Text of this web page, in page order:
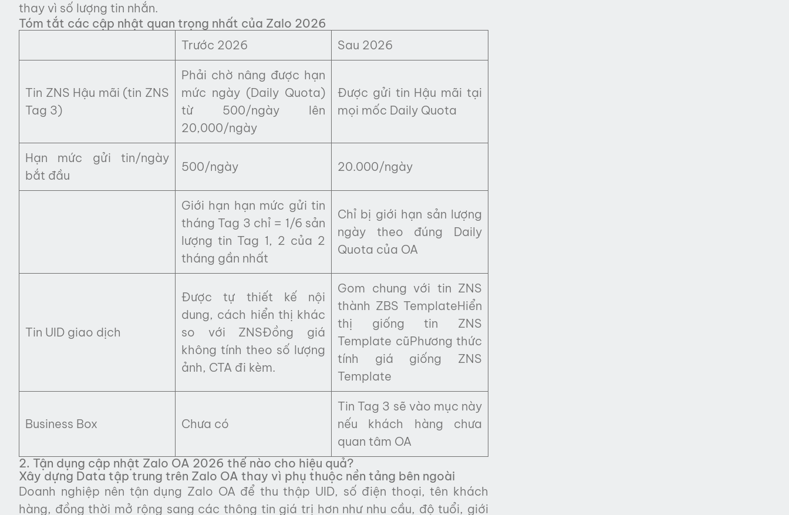
thay vì số lượng tin nhắn.
Tóm tắt các cập nhật quan trọng nhất của Zalo 2026
Trước 2026
Sau 2026
Tin ZNS Hậu mãi (tin ZNS
Tag 3)
Phải chờ nâng được hạn
mức ngày (Daily Quota)
từ 500/ngày lên
20,000/ngày
Được gửi tin Hậu mãi tại
mọi mốc Daily Quota
Hạn mức gửi tin/ngày
bắt đầu
500/ngày 20.000/ngày
Giới hạn hạn mức gửi tin
tháng Tag 3 chỉ = 1/6 sản
lượng tin Tag 1, 2 của 2
tháng gần nhất
Chỉ bị giới hạn sản lượng
ngày theo đúng Daily
Quota của OA
Tin UID giao dịch
Được tự thiết kế nội
dung, cách hiển thị khác
so với ZNSĐồng giá
không tính theo số lượng
ảnh, CTA đi kèm.
Gom chung với tin ZNS
thành ZBS TemplateHiển
thị giống tin ZNS
Template cũPhương thức
tính giá giống ZNS
Template
Business Box Chưa có
Tin Tag 3 sẽ vào mục này
nếu khách hàng chưa
quan tâm OA
2. Tận dụng cập nhật Zalo OA 2026 thế nào cho hiệu quả?
Xây dựng Data tập trung trên Zalo OA thay vì phụ thuộc nền tảng bên ngoài
Doanh nghiệp nên tận dụng Zalo OA để thu thập UID, số điện thoại, tên khách
hàng, đồng thời mở rộng sang các thông tin giá trị hơn như nhu cầu, độ tuổi, giới